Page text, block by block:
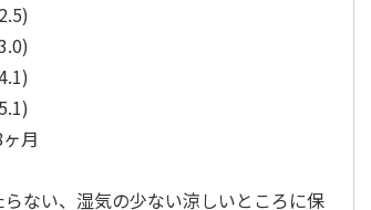
月
らない、湿気の少ない涼しいところに保